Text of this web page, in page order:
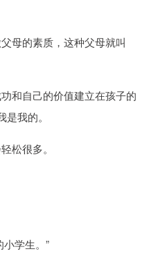
母的素质，这种父母就叫
和自己的价值建立在孩子的
我的。
松很多。
学生。”